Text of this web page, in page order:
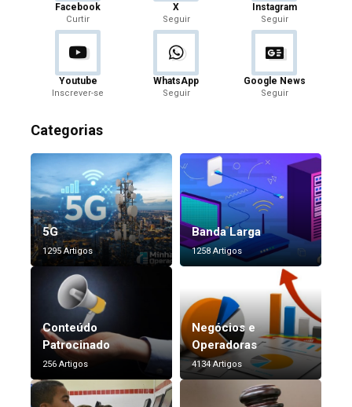
Facebook
Curtir
X
Seguir
Instagram
Seguir
Youtube
Inscrever-se
WhatsApp
Seguir
Google News
Seguir
Categorias
5G
1295 Artigos
Banda Larga
1258 Artigos
Conteúdo
Patrocinado
256 Artigos
Negócios e
Operadoras
4134 Artigos